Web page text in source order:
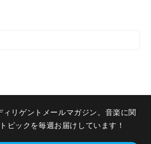
ィリゲントメールマガジン。音楽に関
ピックを毎週お届けしています！